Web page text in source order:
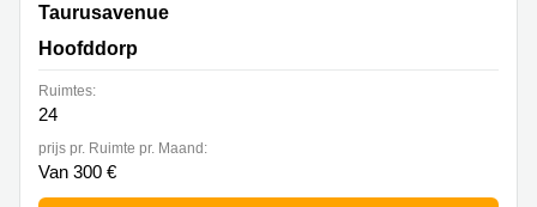
Taurusavenue 9, Hoofddorp
Taurusavenue
Hoofddorp
Ruimtes:
24
prijs pr. Ruimte pr. Maand:
Van 300 €